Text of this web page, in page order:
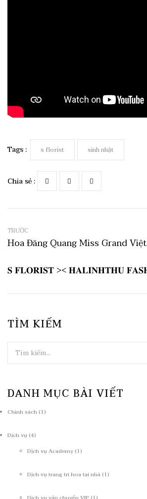
TÌM KIẾM
DANH MỤC BÀI VIẾT
Chính sách (1)
Dịch vụ (4)
Dịch vụ Academy (1)
Dịch vụ trang trí hoa tại nhà (1)
Tags : s florist sinh nhật
Chia sẻ :
TRƯỚC
Hoa Đăng Quang Miss Grand